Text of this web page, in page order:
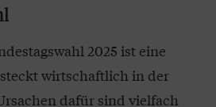
2025 ist eine
wirtschaftlich in der
dafür sind vielfach